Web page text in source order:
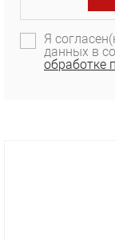
Я
данных в
обработке